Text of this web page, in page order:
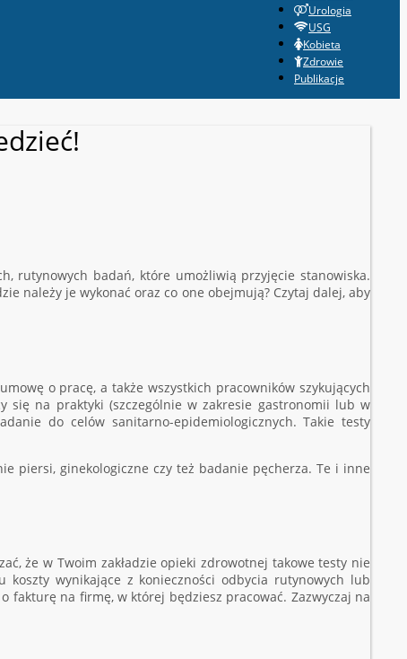
Urologia
USG
Kobieta
Zdrowie
Publikacje
rutynowych badań, które umożliwią przyjęcie stanowiska.
należy je wykonać oraz co one obejmują? Czytaj dalej, aby
o pracę, a także wszystkich pracowników szykujących
się na praktyki (szczególnie w zakresie gastronomii lub w
do celów sanitarno-epidemiologicznych. Takie testy
piersi, ginekologiczne czy też badanie pęcherza. Te i inne
że w Twoim zakładzie opieki zdrowotnej takowe testy nie
wynikające z konieczności odbycia rutynowych lub
fakturę na firmę, w której będziesz pracować. Zazwyczaj na